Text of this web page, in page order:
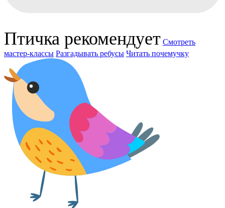
Птичка рекомендует Смотреть
мастер-классы Разгадывать ребусы Читать почемучку